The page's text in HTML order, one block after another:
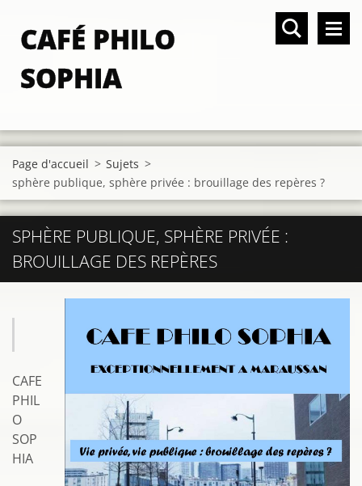
CAFÉ PHILO
SOPHIA
Page d'accueil > Sujets >
sphère publique, sphère privée : brouillage des repères ?
SPHÈRE PUBLIQUE, SPHÈRE PRIVÉE :
BROUILLAGE DES REPÈRES
CAFE
PHIL
O
SOP
HIA